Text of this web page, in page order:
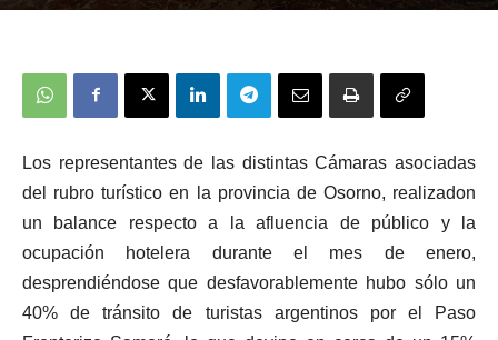
Los representantes de las distintas Cámaras asociadas
del rubro turístico en la provincia de Osorno, realizadon
un balance respecto a la afluencia de público y la
ocupación hotelera durante el mes de enero,
desprendiéndose que desfavorablemente hubo sólo un
40% de tránsito de turistas argentinos por el Paso